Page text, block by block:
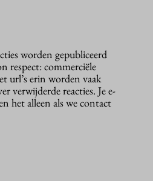
worden gepubliceerd
respect: commerciële
url’s erin worden vaak
verwijderde reacties. Je e-
het alleen als we contact